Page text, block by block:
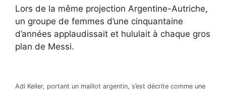
Lors de la même projection Argentine-Autriche,
un groupe de femmes d’une cinquantaine
d’années applaudissait et hululait à chaque gros
plan de Messi.
Adi Keller, portant un maillot argentin, s’est décrite comme une